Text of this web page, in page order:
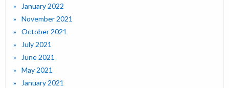
January 2022
November 2021
October 2021
July 2021
June 2021
May 2021
January 2021